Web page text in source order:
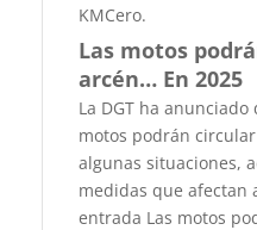
KMCero.
Las motos
arcén… En 2025
La DGT ha anunciado
motos podrán
algunas situaciones,
medidas que afectan
entrada Las motos